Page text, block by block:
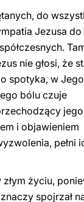
do
Jezusa do
nie głosi, że
spotyka, w Jego
bólu czuje
jego
i objawieniem
pełni
życiu,
spojrzał